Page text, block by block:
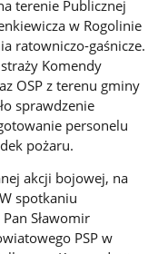
terenie Publicznej
w Rogolinie
ratowniczo-gaśnicze.
straży Komendy
OSP z terenu gminy
sprawdzenie
personelu
pożaru.
akcji bojowej, na
spotkaniu
Sławomir
PSP w